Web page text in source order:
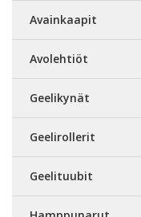
Avainkaapit
Avolehtiöt
Geelikynät
Geelirollerit
Geelituubit